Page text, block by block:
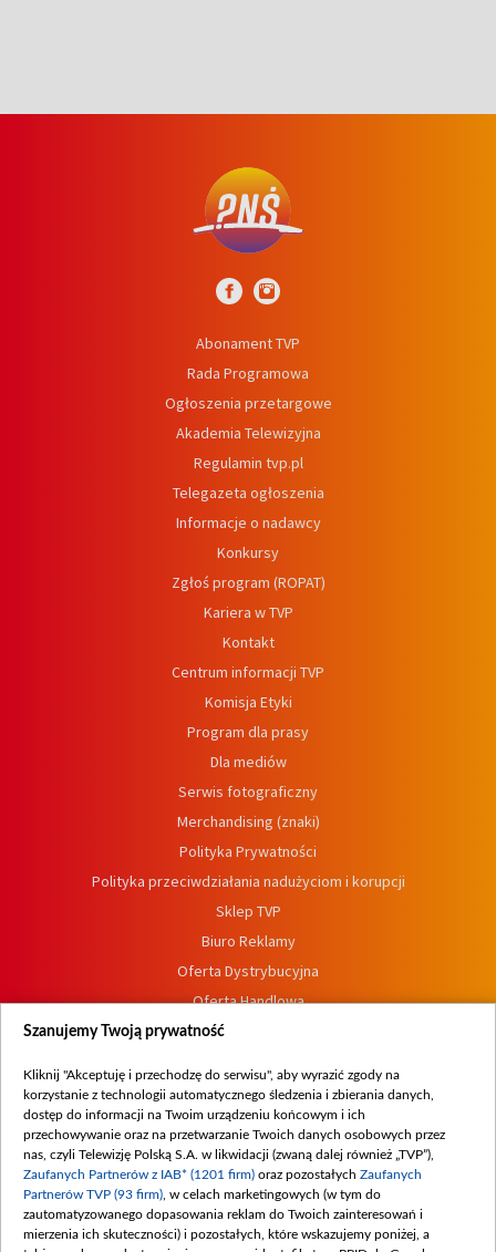
Abonament TVP
Rada Programowa
Ogłoszenia przetargowe
Akademia Telewizyjna
Regulamin tvp.pl
Telegazeta ogłoszenia
Informacje o nadawcy
Konkursy
Zgłoś program (ROPAT)
Kariera w TVP
Kontakt
Centrum informacji TVP
Komisja Etyki
Program dla prasy
Dla mediów
Serwis fotograficzny
Merchandising (znaki)
Polityka Prywatności
Polityka przeciwdziałania nadużyciom i korupcji
Sklep TVP
Biuro Reklamy
Oferta Dystrybucyjna
Oferta Handlowa
Dostępność
Procedura zgłoszeń wewnętrznych
Szanujemy Twoją prywatność
Kliknij "Akceptuję i przechodzę do serwisu", aby wyrazić zgody na
korzystanie z technologii automatycznego śledzenia i zbierania danych,
dostęp do informacji na Twoim urządzeniu końcowym i ich
przechowywanie oraz na przetwarzanie Twoich danych osobowych przez
nas, czyli Telewizję Polską S.A. w likwidacji (zwaną dalej również „TVP”),
Zaufanych Partnerów z IAB* (1201 firm) oraz pozostałych Zaufanych
Partnerów TVP (93 firm) , w celach marketingowych (w tym do
zautomatyzowanego dopasowania reklam do Twoich zainteresowań i
mierzenia ich skuteczności) i pozostałych, które wskazujemy poniżej, a